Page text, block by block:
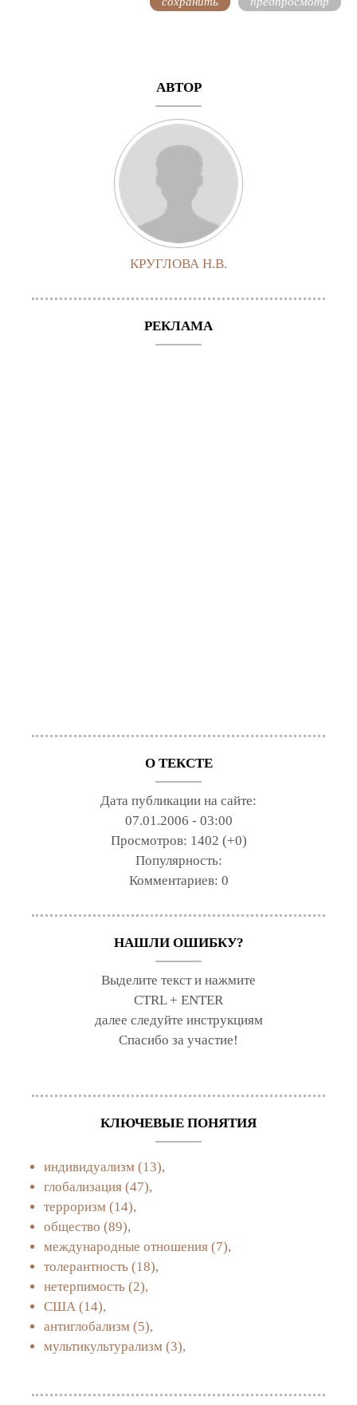
АВТОР
КРУГЛОВА Н.В.
РЕКЛАМА
О ТЕКСТЕ
Дата публикации на сайте:
07.01.2006 - 03:00
Просмотров: 1402 (+0)
Популярность:
Комментариев: 0
НАШЛИ ОШИБКУ?
Выделите текст и нажмите
CTRL + ENTER
далее следуйте инструкциям
Спасибо за участие!
КЛЮЧЕВЫЕ ПОНЯТИЯ
индивидуализм (13),
глобализация (47),
терроризм (14),
общество (89),
международные отношения (7),
толерантность (18),
нетерпимость (2),
США (14),
антиглобализм (5),
мультикультурализм (3),